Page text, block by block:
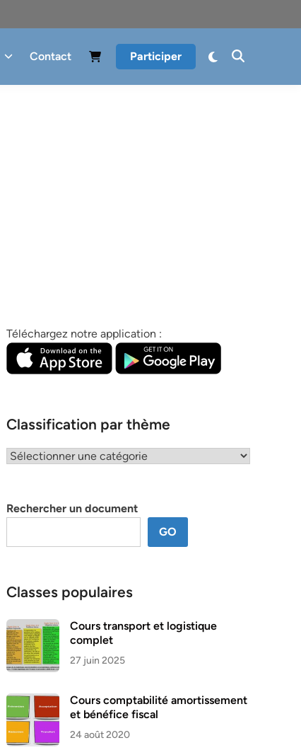
Contact Participer
Téléchargez notre application :
Classification par thème
Classification
Rechercher un document
GO
Classes populaires
Cours transport et logistique
complet
27 juin 2025
Cours comptabilité amortissement
et bénéfice fiscal
24 août 2020